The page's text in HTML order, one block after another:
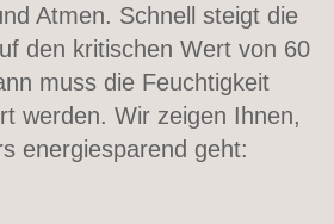
Atmen. Schnell steigt die
den kritischen Wert von 60
muss die Feuchtigkeit
werden. Wir zeigen Ihnen,
energiesparend geht: